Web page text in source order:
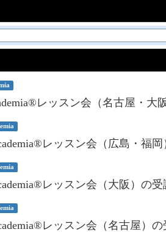
レッスン会（名古屋・大
レッスン会（広島・福岡
レッスン会（大阪）の受
レッスン会（名古屋）の